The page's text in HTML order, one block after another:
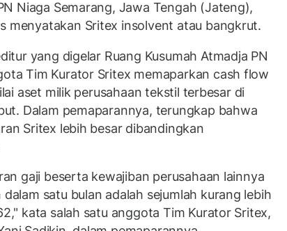
Niaga Semarang, Jawa Tengah (Jateng),
menyatakan Sritex insolvent atau bangkrut.
yang digelar Ruang Kusumah Atmadja PN
Tim Kurator Sritex memaparkan cash flow
aset milik perusahaan tekstil terbesar di
Dalam pemaparannya, terungkap bahwa
Sritex lebih besar dibandingkan
gaji beserta kewajiban perusahaan lainnya
satu bulan adalah sejumlah kurang lebih
kata salah satu anggota Tim Kurator Sritex,